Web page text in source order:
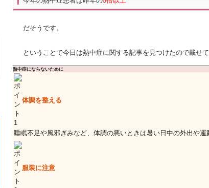
だそうです。
ということで今日は熱中症に関する記事を見つけたので載せて
熱中症にならないために
体調を整える
睡眠不足や風邪ぎみなど、体調の悪いときは暑い日中の外出や運
服装に注意